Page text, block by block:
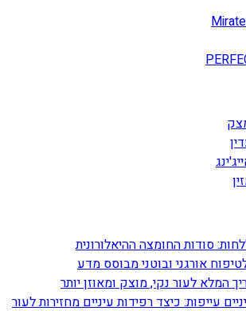
סודות החומצה ההיאלורונית
אורגני ובוטני מבוסס מדע
המלא לעור נקי, מוצק ומאוזן יותר
עייפות: כיצד רפידות עיניים מחזירות לעור